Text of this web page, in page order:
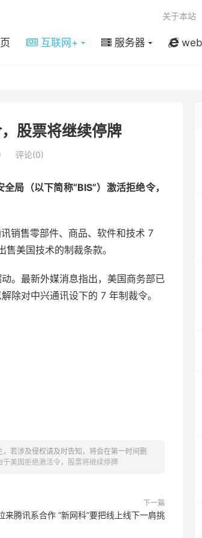
互联网+ 服务器
关于本站
股票将继续停牌
评论(0)
局（以下简称“BIS”）激活拒绝令，
销售零部件、商品、软件和技术 7
美国技术的制裁条款。
。最新外媒消息指出，美国商务部已
除对中兴通讯设下的 7 年制裁令。
若涉及侵权请及时告知，将会在第一时间删
于美国拒绝激活令，股票将继续停牌
下一篇
来腾讯系合作 “新网科”要把线上线下一肩挑